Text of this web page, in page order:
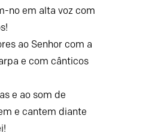
no em alta voz com
ao Senhorcom a
e com cânticos
e ao som de
e cantem diante